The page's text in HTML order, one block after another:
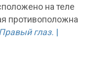
на теле
противоположна
глаз.